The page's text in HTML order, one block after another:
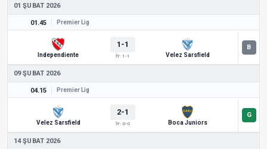
01 ŞUBAT 2026
01.45 Premier Lig
Independiente
1-1
İY: 1-1 Velez Sarsfield
09 ŞUBAT 2026
04.15 Premier Lig
Velez Sarsfield
2-1
İY: 0-0 Boca Juniors
14 ŞUBAT 2026